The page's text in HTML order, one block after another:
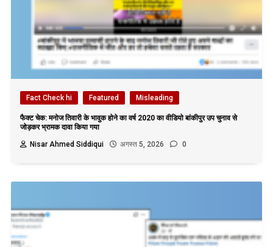
Fact Check hi Featured Misleading
फैक्ट चेक: मनोज तिवारी के भावुक होने का वर्ष 2020 का वीडियो बांकीपुर उप चुनाव से
जोड़कर भ्रामक दावा किया गया
Nisar Ahmed Siddiqui
अगस्त 5, 2026 0